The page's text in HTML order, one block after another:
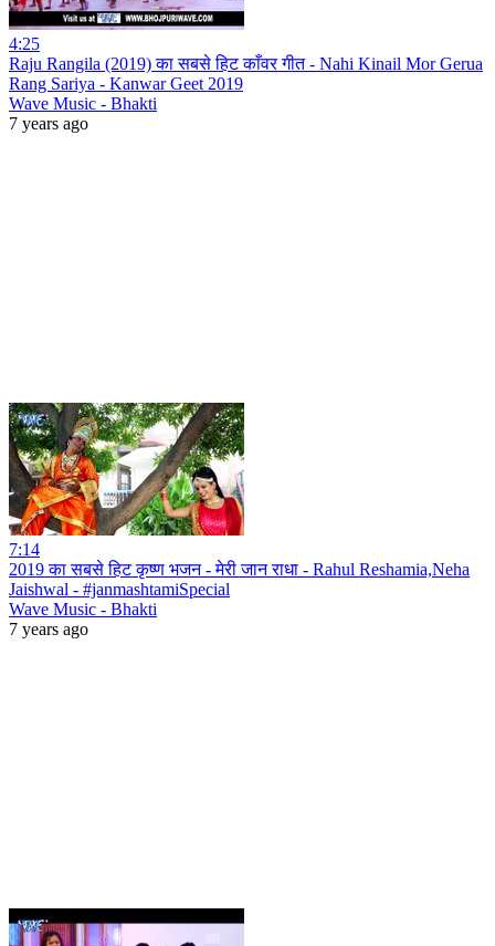
4:25
Raju Rangila (2019) का सबसे हिट काँवर गीत - Nahi Kinail Mor Gerua
Rang Sariya - Kanwar Geet 2019
Wave Music - Bhakti
7 years ago
7:14
2019 का सबसे हिट कृष्ण भजन - मेरी जान राधा - Rahul Reshamia,Neha
Jaishwal - #janmashtamiSpecial
Wave Music - Bhakti
7 years ago